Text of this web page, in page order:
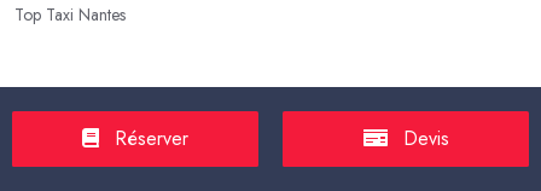
Top Taxi Nantes
Tarif Course TaxiRéserver Devis